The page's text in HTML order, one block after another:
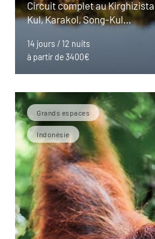
Circuit complet au
Kul, Karakol, Song-Kul…
14 jours / 12 nuits
à partir de 3400€
Grands espaces
Indonésie